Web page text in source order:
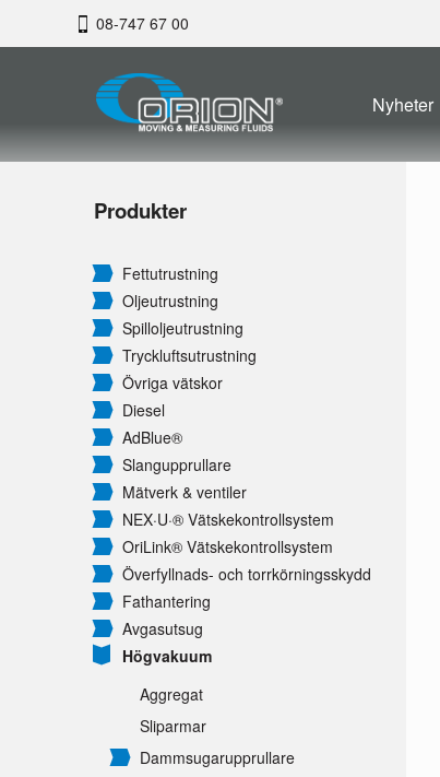
08-747 67 00
Nyheter
Produkter
Fettutrustning
Oljeutrustning
Spilloljeutrustning
Tryckluftsutrustning
Övriga vätskor
Diesel
AdBlue®
Slangupprullare
Mätverk & ventiler
NEX·U·® Vätskekontrollsystem
OriLink® Vätskekontrollsystem
Överfyllnads- och torrkörningsskydd
Fathantering
Avgasutsug
Högvakuum
Aggregat
Sliparmar
Dammsugarupprullare